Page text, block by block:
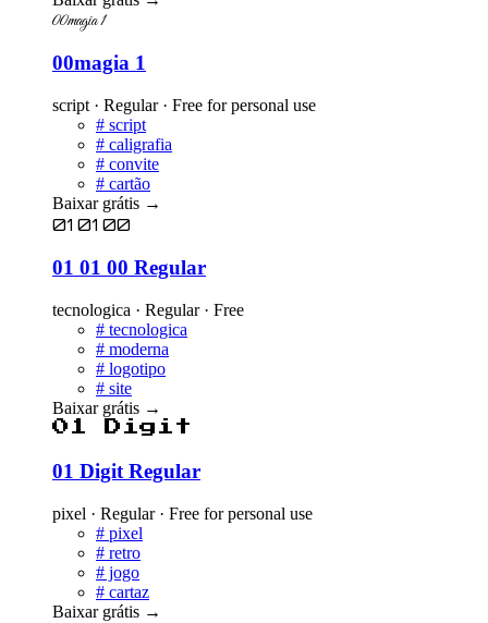
00magia 1
00magia 1
script · Regular · Free for personal use
# script
# caligrafia
# convite
# cartão
Baixar grátis →
01 01 00
01 01 00 Regular
tecnologica · Regular · Free
# tecnologica
# moderna
# logotipo
# site
Baixar grátis →
01 Digit
01 Digit Regular
pixel · Regular · Free for personal use
# pixel
# retro
# jogo
# cartaz
Baixar grátis →